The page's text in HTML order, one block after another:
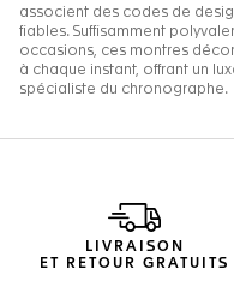
LIVRAISON
ET RETOUR GRATUITS